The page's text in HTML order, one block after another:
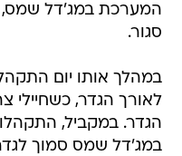
המערכת במג'דל שמס,
סגור.
במהלך אותו יום
לאורך הגדר, כשחיילי
הגדר. במקביל,
במג'דל שמס סמוך